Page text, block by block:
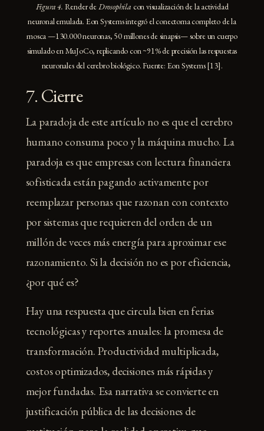
Figura 4. Render deDrosophila con visualización de la actividad
neuronal emulada. Eon Systems integró el conectoma completo de la
mosca —130.000 neuronas, 50 millones de sinapsis— sobre un cuerpo
simulado en MuJoCo, replicando con ~91% de precisión las respuestas
neuronales del cerebro biológico. Fuente: Eon Systems [13].
7. Cierre
La paradoja de este artículo no es que el cerebro
humano consuma poco y la máquina mucho. La
paradoja es que empresas con lectura financiera
sofisticada están pagando activamente por
reemplazar personas que razonan con contexto
por sistemas que requieren del orden de un
millón de veces más energía para aproximar ese
razonamiento. Si la decisión no es por eficiencia,
¿por qué es?
Hay una respuesta que circula bien en ferias
tecnológicas y reportes anuales: la promesa de
transformación. Productividad multiplicada,
costos optimizados, decisiones más rápidas y
mejor fundadas. Esa narrativa se convierte en
justificación pública de las decisiones de